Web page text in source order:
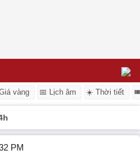
vàng 📅 Lịch âm ☀️ Thời tiết
PM